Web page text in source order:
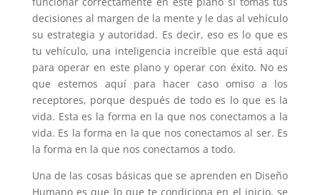
decisiones al margen de la mente y le das al vehículo
su estrategia y autoridad. Es decir, eso es lo que es
tu vehículo, una inteligencia increíble que está aquí
para operar en este plano y operar con éxito. No es
que estemos aquí para hacer caso omiso a los
receptores, porque después de todo es lo que es la
vida. Esta es la forma en la que nos conectamos a la
vida. Es la forma en la que nos conectamos al ser. Es
la forma en la que nos conectamos a todo.
Una de las cosas básicas que se aprenden en Diseño
Humano es que lo que te condiciona en el inicio, se